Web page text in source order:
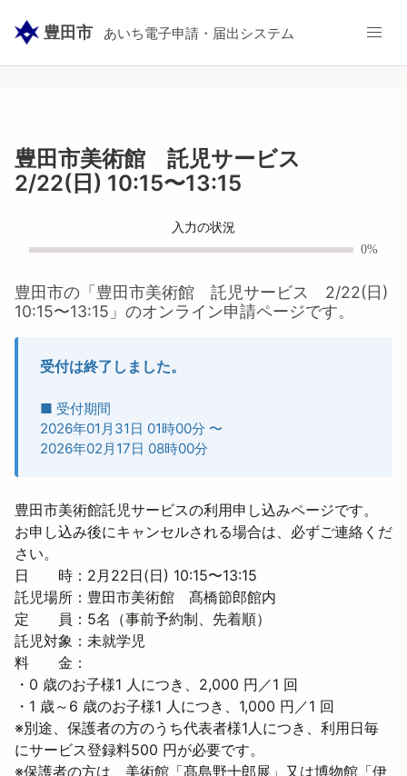
豊田市 あいち電子申請・届出システム
豊田市美術館 託児サービス
2/22(日) 10:15〜13:15
入力の状況
0%
豊田市の「 豊田市美術館 託児サービス 2/22(日)
10:15〜13:15 」のオンライン申請ページです。
受付は終了しました。
■ 受付期間
2026年01月31日 01時00分 〜
2026年02月17日 08時00分
豊田市美術館託児サービスの利用申し込みページです。
お申し込み後にキャンセルされる場合は、必ずご連絡くだ
さい。
日　　時：2月22日(日) 10:15〜13:15
託児場所：豊田市美術館　髙橋節郎館内
定　　員：5名（事前予約制、先着順）
託児対象：未就学児
料　　金：
・0 歳のお子様1 人につき、2,000 円／1 回
・1 歳～6 歳のお子様1 人につき、1,000 円／1 回
※別途、保護者の方のうち代表者様1人につき、利用日毎
にサービス登録料500 円が必要です。
※保護者の方は、美術館「髙島野十郎展」又は博物館「伊